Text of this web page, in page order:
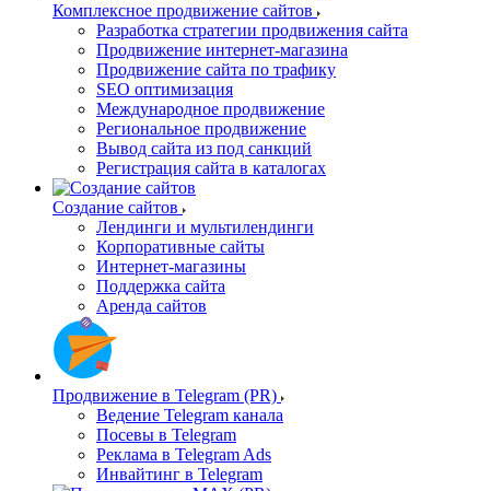
Комплексное продвижение сайтов
Разработка стратегии продвижения сайта
Продвижение интернет-магазина
Продвижение сайта по трафику
SEO оптимизация
Международное продвижение
Региональное продвижение
Вывод сайта из под санкций
Регистрация сайта в каталогах
Создание сайтов
Лендинги и мультилендинги
Корпоративные сайты
Интернет-магазины
Поддержка сайта
Аренда сайтов
Продвижение в Telegram (PR)
Ведение Telegram канала
Посевы в Telegram
Реклама в Telegram Ads
Инвайтинг в Telegram